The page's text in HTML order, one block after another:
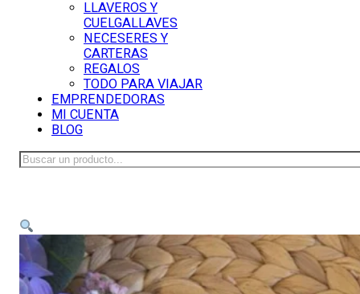
LLAVEROS Y
CUELGALLAVES
NECESERES Y
CARTERAS
REGALOS
TODO PARA VIAJAR
EMPRENDEDORAS
MI CUENTA
BLOG
Buscar